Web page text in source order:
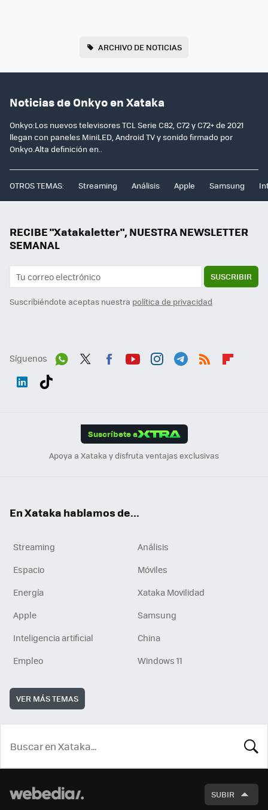
ARCHIVO DE NOTICIAS
Noticias de Onkyo en Xataka
Onkyo:Los nuevos televisores TCL Serie C82, C72 y C72+ de 2021
llegan con paneles MiniLED, Android TV y sonido firmado por
Onkyo.Alta definición en..
OTROS TEMAS: Streaming Análisis Apple Samsung
RECIBE "Xatakaletter", NUESTRA NEWSLETTER
SEMANAL
SUSCRIBIR
Suscribiéndote aceptas nuestra política de privacidad
Síguenos
Suscríbete a
Apoya a Xataka y disfruta ventajas exclusivas
En Xataka hablamos de...
Streaming
Análisis
Espacio
Móviles
Energía
Xataka Movilidad
Apple
Samsung
Inteligencia artificial
China
Empleo
Windows 11
VER MÁS TEMAS
SUBIR